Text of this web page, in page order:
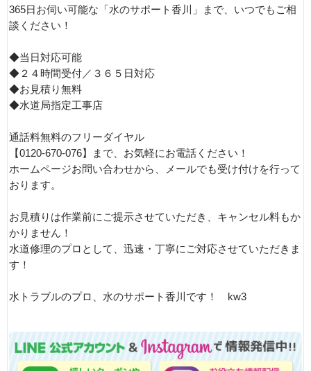
365日お伺い可能な「水のサポート香川」まで、いつでもご相
談ください！
◆当日対応可能
◆２４時間受付／３６５日対応
◆お見積り無料
◆水道局指定工事店
通話料無料のフリーダイヤル
【0120-670-076】まで、お気軽にお電話ください！
ホームページお問い合わせから、メールでも受け付けを行って
おります。
お見積りは作業前にご提示させていただき、キャンセル料もか
かりません！
水道修理のプロとして、迅速・丁寧にご対応させていただきま
す！
水トラブルのプロ、水のサポート香川です！ kw3